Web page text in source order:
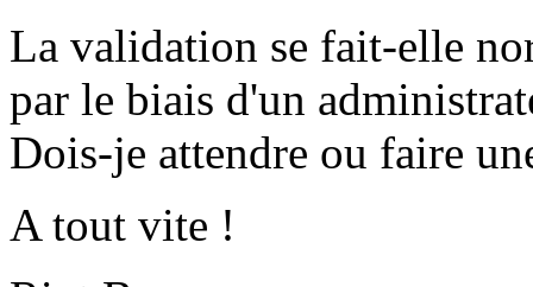
La validation se fait-elle
par le biais d'un
Dois-je attendre ou faire
A tout vite !